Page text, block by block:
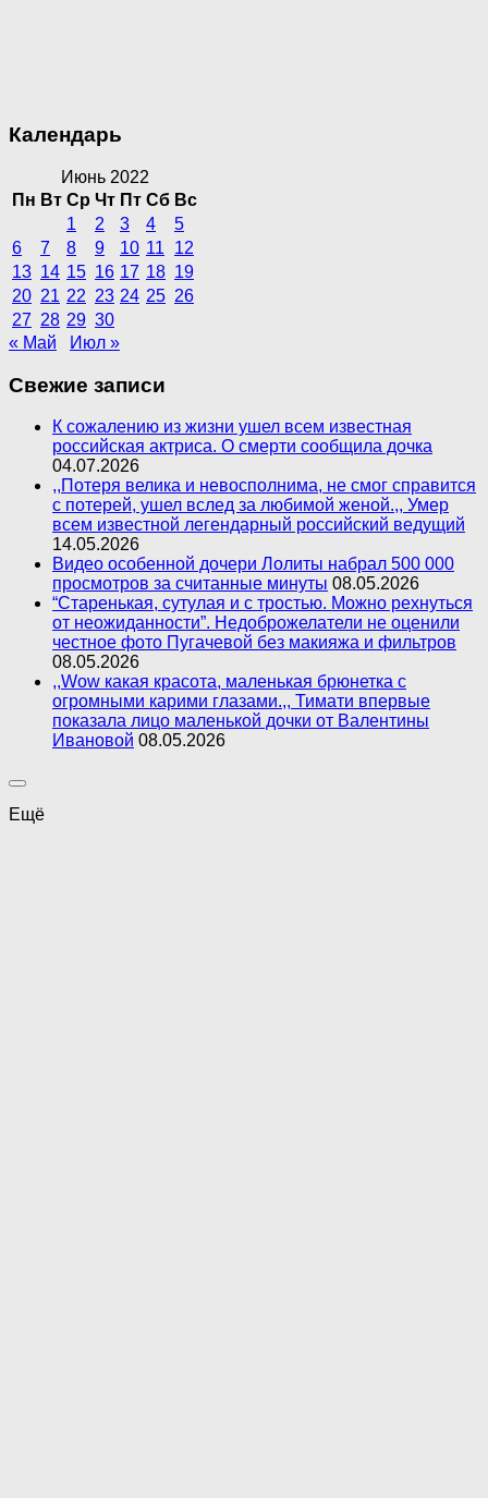
Календарь
Июнь 2022
Пн Вт Ср Чт Пт Сб Вс
1
2 3 4
5
6
7 8 9 10 11
12
13 14 15 16 17 18 19
20 21 22 23 24 25 26
27 28 29 30
« Май
Июл »
Свежие записи
К сожалению из жизни ушел всем известная
российская актриса. О смерти сообщила дочка
04.07.2026
,,Потеря велика и невосполнима, не смог справится
с потерей, ушел вслед за любимой женой.,, Умер
всем известной легендарный российский ведущий
14.05.2026
Видео особенной дочери Лолиты набрал 500 000
просмотров за считанные минуты 08.05.2026
“Старенькая, сутулая и с тростью. Можно рехнуться
от неожиданности”. Недоброжелатели не оценили
честное фото Пугачевой без макияжа и фильтров
08.05.2026
,,Wow какая красота, маленькая брюнетка с
огромными карими глазами.,, Тимати впервые
показала лицо маленькой дочки от Валентины
Ивановой 08.05.2026
Ещё